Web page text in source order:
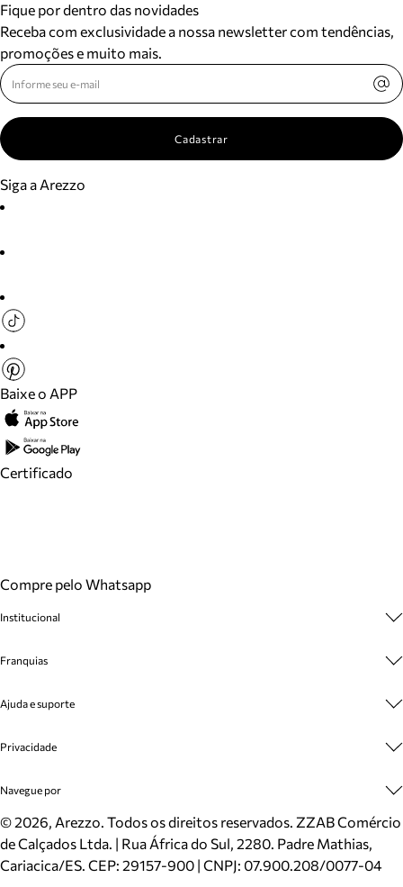
Fique por dentro das novidades
Receba com exclusividade a nossa newsletter com tendências,
promoções e muito mais.
Cadastrar
Siga a Arezzo
Baixe o APP
Certificado
Compre pelo Whatsapp
Institucional
Cashback
Venda Corporativa
Mapa do Site
Inverno
Mundo Arezzo
Franquias
Plano de Negócio
Ajuda e suporte
Cadastro
Meus Pedidos
Trocas e Devoluções
Cartão Presente
Localizador de lojas
Privacidade
Politica e Privacidade
Navegue por
Sapatos
Bolsas
Scarpins
©2026, Arezzo. Todos os direitos reservados. ZZAB Comércio
de Calçados Ltda. | Rua África do Sul, 2280. Padre Mathias,
Cariacica/ES. CEP: 29157-900 | CNPJ: 07.900.208/0077-04